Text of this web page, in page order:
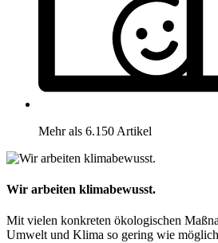
Mehr als 6.150 Artikel
Wir arbeiten klimabewusst.
Mit vielen konkreten ökologischen
Umwelt und Klima so gering wie